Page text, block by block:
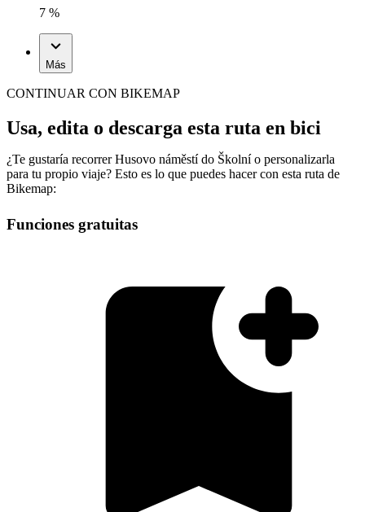
7 %
Más
CONTINUAR CON BIKEMAP
Usa, edita o descarga esta ruta en bici
¿Te gustaría recorrer Husovo náměstí do Školní o personalizarla
para tu propio viaje? Esto es lo que puedes hacer con esta ruta de
Bikemap:
Funciones gratuitas